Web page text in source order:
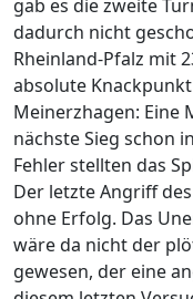
gab es die zweite
dadurch nicht
Rheinland-Pfalz mit
absolute
Meinerzhagen: Eine
nächste Sieg schon
Fehler stellten das
Der letzte Angriff
ohne Erfolg. Das
wäre da nicht der
gewesen, der eine